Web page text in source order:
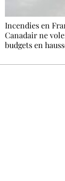
Incendies en
Canadair ne
budgets en